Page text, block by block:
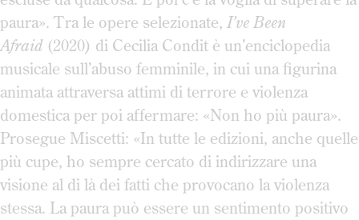
paura». Tra le opere selezionate, I’ve Been
Afraid(2020) di Cecilia Condit è un’enciclopedia
musicale sull’abuso femminile, in cui una figurina
animata attraversa attimi di terrore e violenza
domestica per poi affermare: «Non ho più paura».
Prosegue Miscetti: «In tutte le edizioni, anche quelle
più cupe, ho sempre cercato di indirizzare una
visione al di là dei fatti che provocano la violenza
stessa. La paura può essere un sentimento positivo